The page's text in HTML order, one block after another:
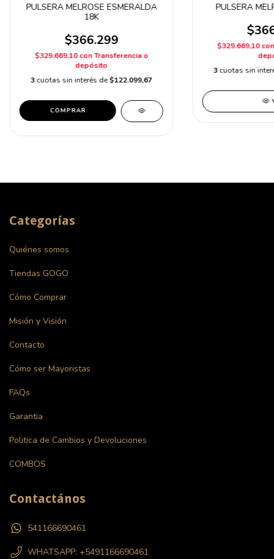
PULSERA MELROSE ESMERALDA
18K
$366.299
$329.669,10conTransferencia o
depósito
3cuotas sin interés de$122.099,67
COMPRAR
PULSERA
$329.669,10con
3 cuotas sin
Categorías
Quiénes somos
Tiendas GOGO
Cómo Comprar
Misión y Visión
Contacto
Cómo ser Mayoristas
FAQs
Garantia
Politica de Cambios y Devoluciones
COMBOS
Contactános
541166690461
WHATSAPP: +5491166690461